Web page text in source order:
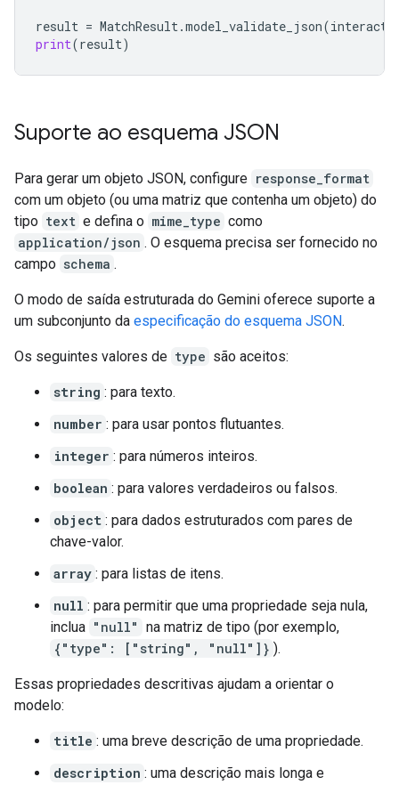
result = MatchResult.model_validate_json(
print(result)
Suporte ao esquema JSON
Para gerar um objeto JSON, configure response_format
com um objeto (ou uma matriz que contenha um objeto) do
tipo text e defina o mime_type como
application/json . O esquema precisa ser fornecido no
campo schema .
O modo de saída estruturada do Gemini oferece suporte a
um subconjunto da especificação do esquema JSON.
Os seguintes valores de type são aceitos:
string : para texto.
number : para usar pontos flutuantes.
integer : para números inteiros.
boolean : para valores verdadeiros ou falsos.
object : para dados estruturados com pares de
chave-valor.
array : para listas de itens.
null : para permitir que uma propriedade seja nula,
inclua "null" na matriz de tipo (por exemplo,
{"type": ["string", "null"]} ).
Essas propriedades descritivas ajudam a orientar o
modelo:
title : uma breve descrição de uma propriedade.
description : uma descrição mais longa e